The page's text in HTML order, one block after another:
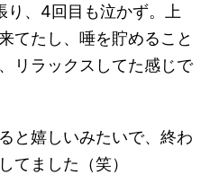
り、4回目も泣かず。上
てたし、唾を貯めること
リラックスしてた感じで
と嬉しいみたいで、終わ
てました（笑）